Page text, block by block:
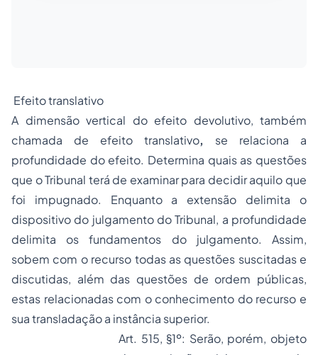
Efeito translativo
A dimensão vertical do efeito devolutivo, também
chamada de efeito translativo, se relaciona a
profundidade do efeito. Determina quais as questões
que o Tribunal terá de examinar para decidir aquilo que
foi impugnado. Enquanto a extensão delimita o
dispositivo do julgamento do Tribunal, a profundidade
delimita os fundamentos do julgamento. Assim,
sobem com o recurso todas as questões suscitadas e
discutidas, além das questões de ordem públicas,
estas relacionadas com o conhecimento do recurso e
sua transladação a instância superior.
Art. 515, §1º: Serão, porém, objeto